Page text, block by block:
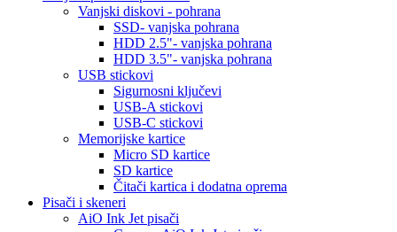
Vanjski diskovi - pohrana
SSD- vanjska pohrana
HDD 2.5"- vanjska pohrana
HDD 3.5"- vanjska pohrana
USB stickovi
Sigurnosni ključevi
USB-A stickovi
USB-C stickovi
Memorijske kartice
Micro SD kartice
SD kartice
Čitači kartica i dodatna oprema
Pisači i skeneri
AiO Ink Jet pisači